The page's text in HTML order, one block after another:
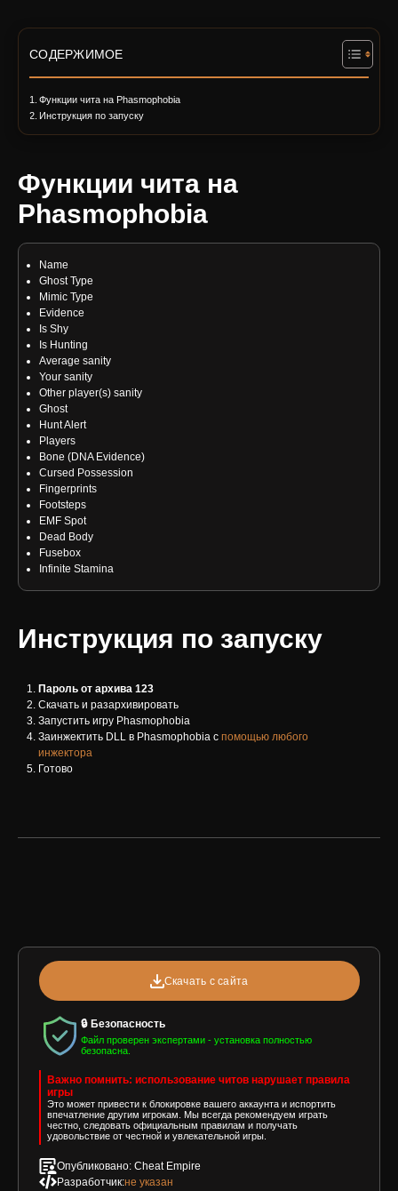
СОДЕРЖИМОЕ
Функции чита на Phasmophobia
Инструкция по запуску
Функции чита на
Phasmophobia
Name
Ghost Type
Mimic Type
Evidence
Is Shy
Is Hunting
Average sanity
Your sanity
Other player(s) sanity
Ghost
Hunt Alert
Players
Bone (DNA Evidence)
Cursed Possession
Fingerprints
Footsteps
EMF Spot
Dead Body
Fusebox
Infinite Stamina
Инструкция по запуску
Пароль от архива 123
Скачать и разархивировать
Запустить игру Phasmophobia
Заинжектить DLL в Phasmophobia с помощью любого
инжектора
Готово
Скачать с сайта
🔒 Безопасность
Файл проверен экспертами - установка полностью
безопасна.
Важно помнить: использование читов нарушает правила
игры
Это может привести к блокировке вашего аккаунта и испортить
впечатление другим игрокам. Мы всегда рекомендуем играть
честно, следовать официальным правилам и получать
удовольствие от честной и увлекательной игры.
Опубликовано: Cheat Empire
Разработчик:не указан